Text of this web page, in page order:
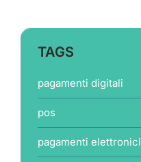
TAGS
pagamenti digitali
pos
pagamenti elettronici